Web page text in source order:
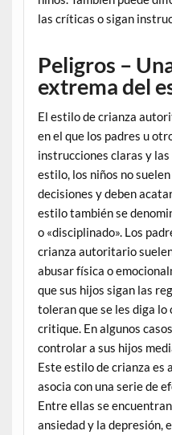
las críticas o sigan
Peligros –
extrema del
El estilo de crianza
en el que los padres u
instrucciones claras y
estilo, los niños no
decisiones y deben
estilo también se
o «disciplinado». Los
crianza autoritario
abusar física o
que sus hijos sigan las
toleran que se les diga lo
critique. En algunos
controlar a sus hijos
Este estilo de crianza es
asocia con una serie de
Entre ellas se
ansiedad y la depresión,